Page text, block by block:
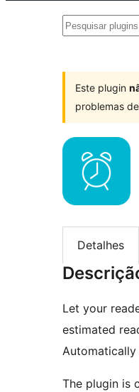
Pesquisar
Este plugin
problemas
Detalhes
Let your
estimated
The plugin is